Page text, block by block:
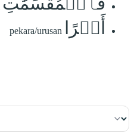
أَمۡرًا pekara/urusan